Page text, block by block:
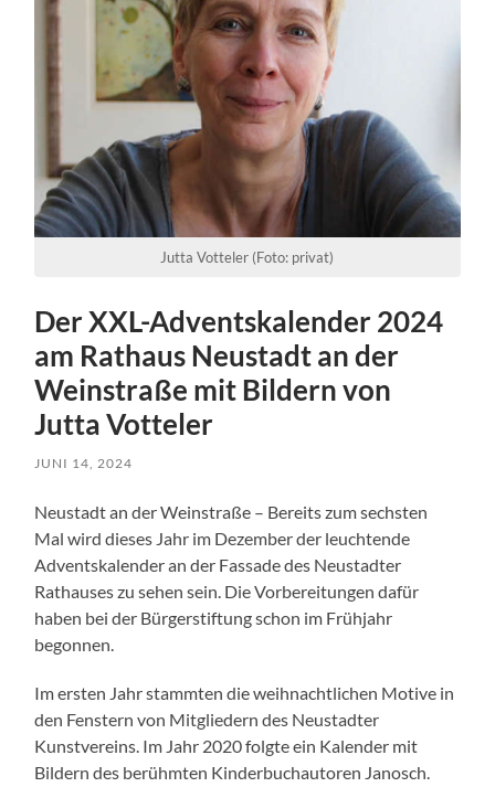
Jutta Votteler (Foto: privat)
Der XXL-Adventskalender 2024
am Rathaus Neustadt an der
Weinstraße mit Bildern von
Jutta Votteler
JUNI 14, 2024
Neustadt an der Weinstraße – Bereits zum sechsten
Mal wird dieses Jahr im Dezember der leuchtende
Adventskalender an der Fassade des Neustadter
Rathauses zu sehen sein. Die Vorbereitungen dafür
haben bei der Bürgerstiftung schon im Frühjahr
begonnen.
Im ersten Jahr stammten die weihnachtlichen Motive in
den Fenstern von Mitgliedern des Neustadter
Kunstvereins. Im Jahr 2020 folgte ein Kalender mit
Bildern des berühmten Kinderbuchautoren Janosch.